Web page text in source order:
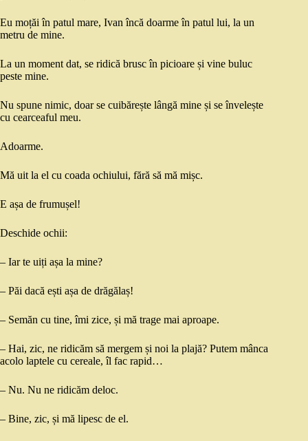
Eu moțăi în patul mare, Ivan încă doarme în patul lui, la un
metru de mine.
La un moment dat, se ridică brusc în picioare și vine buluc
peste mine.
Nu spune nimic, doar se cuibărește lângă mine și se învelește
cu cearceaful meu.
Adoarme.
Mă uit la el cu coada ochiului, fără să mă mișc.
E așa de frumușel!
Deschide ochii:
– Iar te uiți așa la mine?
– Păi dacă ești așa de drăgălaș!
– Semăn cu tine, îmi zice, și mă trage mai aproape.
– Hai, zic, ne ridicăm să mergem și noi la plajă? Putem mânca
acolo laptele cu cereale, îl fac rapid…
– Nu. Nu ne ridicăm deloc.
– Bine, zic, și mă lipesc de el.